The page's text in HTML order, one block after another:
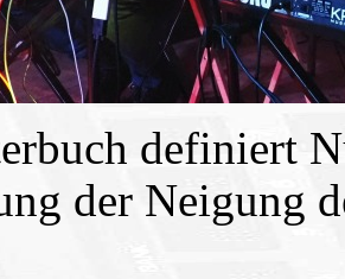
definiert
der Neigung